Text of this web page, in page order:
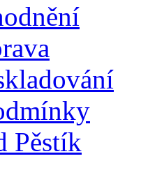
Pěstík